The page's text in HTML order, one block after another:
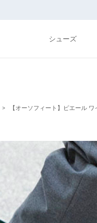
シューズ
> 【オーソフィート】ピエール